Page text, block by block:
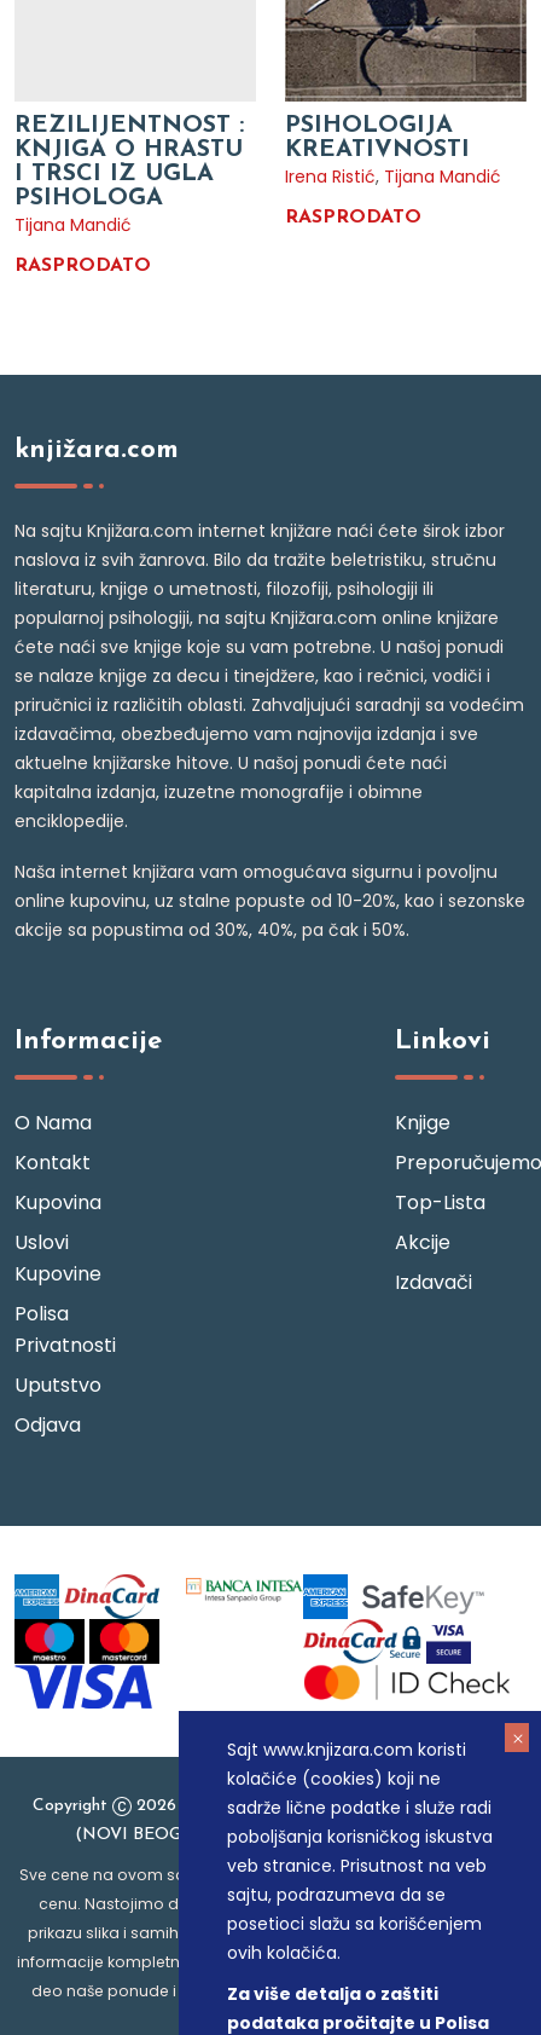
Sajt www.knjizara.com koristi
kolačiće (cookies) koji ne
sadrže lične podatke i služe radi
poboljšanja korisničkog iskustva
veb stranice. Prisutnost na veb
sajtu, podrazumeva da se
posetioci slažu sa korišćenjem
ovih kolačića.
Za više detalja o zaštiti
podataka pročitajte u Polisa
REZILIJENTNOST :
KNJIGA O HRASTU
I TRSCI IZ UGLA
PSIHOLOGA
Tijana Mandić
RASPRODATO
PSIHOLOGIJA
KREATIVNOSTI
Irena Ristić, Tijana Mandić
RASPRODATO
knjižara.com
Na sajtu Knjižara.com internet knjižare naći ćete širok izbor
naslova iz svih žanrova. Bilo da tražite beletristiku, stručnu
literaturu, knjige o umetnosti, filozofiji, psihologiji ili
popularnoj psihologiji, na sajtu Knjižara.com online knjižare
ćete naći sve knjige koje su vam potrebne. U našoj ponudi
se nalaze knjige za decu i tinejdžere, kao i rečnici, vodiči i
priručnici iz različitih oblasti. Zahvaljujući saradnji sa vodećim
izdavačima, obezbeđujemo vam najnovija izdanja i sve
aktuelne knjižarske hitove. U našoj ponudi ćete naći
kapitalna izdanja, izuzetne monografije i obimne
enciklopedije.
Naša internet knjižara vam omogućava sigurnu i povoljnu
online kupovinu, uz stalne popuste od 10-20%, kao i sezonske
akcije sa popustima od 30%, 40%, pa čak i 50%.
Informacije
O Nama
Kontakt
Kupovina
Uslovi
Kupovine
Polisa
Privatnosti
Uputstvo
Odjava
Linkovi
Knjige
Preporučujemo
Top-Lista
Akcije
Izdavači
Copyright
2026 Knjizara.com - MAKART DOO BEOGRAD
(NOVI BEOGRAD), PIB: 105184104, MB: 20337524
Sve cene na ovom sajtu iskazane su u dinarima. PDV je uračunat u
cenu. Nastojimo da budemo što precizniji u opisu proizvoda,
prikazu slika i samih cena, ali ne možemo garantovati da su sve
informacije kompletne i bez grešaka. Svi artikli prikazani na sajtu su
deo naše ponude i ne podrazumeva da su dostupni u svakom
trenutku.